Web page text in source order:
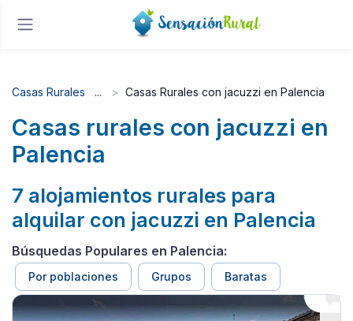
Casas Rurales Casas Rurales con jacuzzi en Palencia
Casas rurales con jacuzzi en
Palencia
7 alojamientos rurales para
alquilar con jacuzzi en Palencia
Búsquedas Populares en Palencia:
Por poblaciones Grupos Baratas